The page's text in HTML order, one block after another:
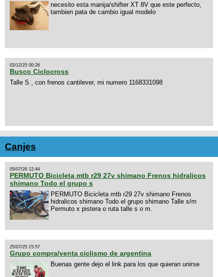
necesito esta manija/shifter XT 8V que este perfecto,
tambien pata de cambio igual modelo
03/12/25 00:26
Busco Ciclocross
Talle S , con frenos cantilever, mi numero 1168331098
Canjes
05/07/26 12:44
PERMUTO Bicicleta mtb r29 27v shimano Frenos hidralicos
shimano Todo el grupo s
PERMUTO Bicicleta mtb r29 27v shimano Frenos
hidralicos shimano Todo el grupo shimano Talle s/m
Permuto x pistera o ruta talle s o m.
25/07/25 15:57
Grupo compra/venta ciclismo de argentina
Buenas gente dejo el link para los que quieran unirse